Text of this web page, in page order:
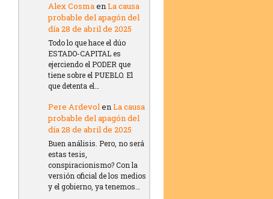
Alex CosmaenLa causa
probable del apagón del
día 28 de abril de 2025
Todo lo que hace el dúo
ESTADO-CAPITAL es
ejerciendo el PODER que
tiene sobre el PUEBLO. El
que detenta el…
Pere ArdevolenLa causa
probable del apagón del
día 28 de abril de 2025
Buen análisis. Pero, no será
estas tesis,
conspiracionismo? Con la
versión oficial de los medios
y el gobierno, ya tenemos…